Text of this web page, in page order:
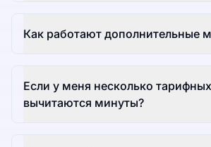
Как работают дополнительные
Если у меня несколько
вычитаются минуты?